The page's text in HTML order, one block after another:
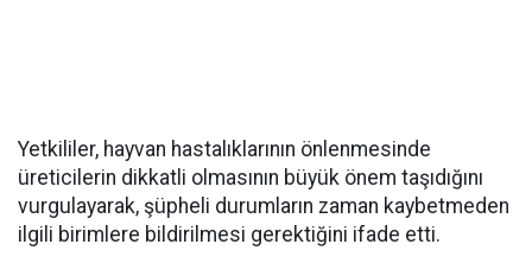
Yetkililer, hayvan hastalıklarının önlenmesinde
üreticilerin dikkatli olmasının büyük önem taşıdığını
vurgulayarak, şüpheli durumların zaman kaybetmeden
ilgili birimlere bildirilmesi gerektiğini ifade etti.